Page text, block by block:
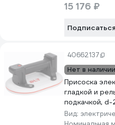
15 176 ₽
Подписаться
40662137
Нет в наличии
Присоска
гладкой и
подкачкой,
Вид: